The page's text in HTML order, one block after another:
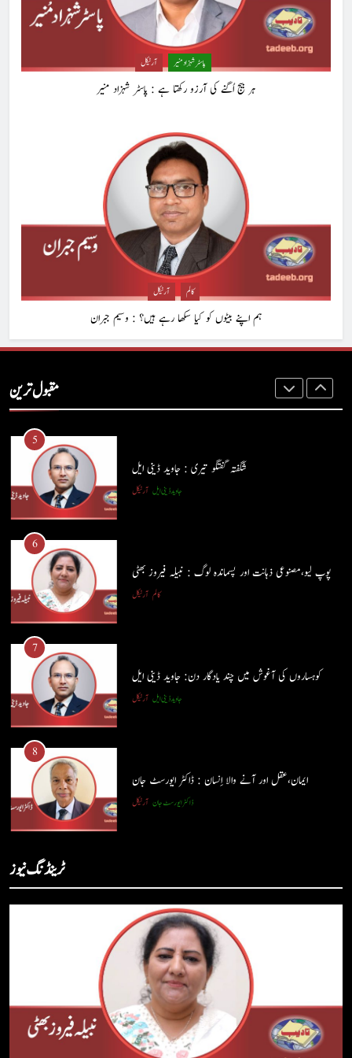
آرٹیکل پاسٹر شہزاد منیر
ہر بیج اُگنے کی آرزو رکھتا ہے : پاسٹر شہزاد منیر
آرٹیکل کالم
ہم اپنے بیٹوں کو کیا سکھا رہے ہیں؟ : وسیم جبران
مقبول ترین
1
حب الوطنی اور مذہبی وابستگی : نبیلہ فیروز بھٹی
آرٹیکل کالم
آج اِک اور برس بیت گیا اُس کے بغیر : عطاالرحمن سمن
عطا الرحمٰن سمن کالم
3
ہر بیج اُگنے کی آرزو رکھتا ہے : پاسٹر شہزاد منیر
پاسٹر شہزاد منیر
4
5
شگفتہ گفتگو تیری : جاوید ڈینی ایل
آرٹیکل جاوید ڈینی ایل
6
پوپ لیو،مصنوعی ذہانت اور پسماندہ لوگ : نبیلہ فیروز بھٹی
آرٹیکل کالم
7
کوہساروں کی آغوش میں چند یادگار دن: جاوید ڈینی ایل
آرٹیکل جاوید ڈینی ایل
8
ایمان،عقل اور آنے والا اِنسان : ڈاکٹر ایورسٹ جان
آرٹیکل ڈاکٹر ایورسٹ جان
حب الوطنی اور مذہبی وابستگی : نبیلہ فیروز بھٹی
آرٹیکل کالم
آج اِک اور برس بیت گیا اُس کے بغیر : عطاالرحمن سمن
عطا الرحمٰن سمن کالم
ٹرینڈنگ نیوز
حب الوطنی اور مذہبی وابستگی : نبیلہ فیروز بھٹی
آرٹیکل کالم
2